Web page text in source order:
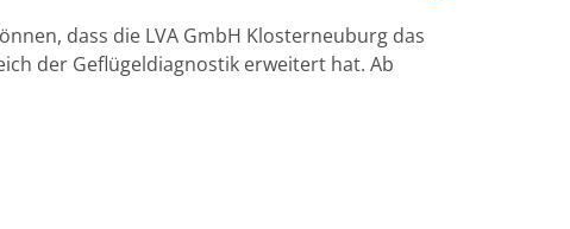
dass die LVA GmbH Klosterneuburg das
der Geflügeldiagnostik erweitert hat. Ab